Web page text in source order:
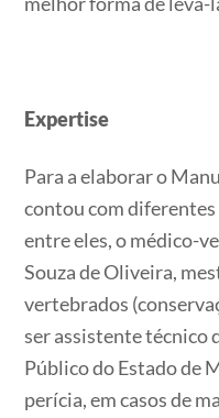
Expertise
Para a elaborar o
contou com
entre eles, o médico-
Souza de Oliveira,
vertebrados
ser assistente técnico
Público do Estado de
perícia, em casos de